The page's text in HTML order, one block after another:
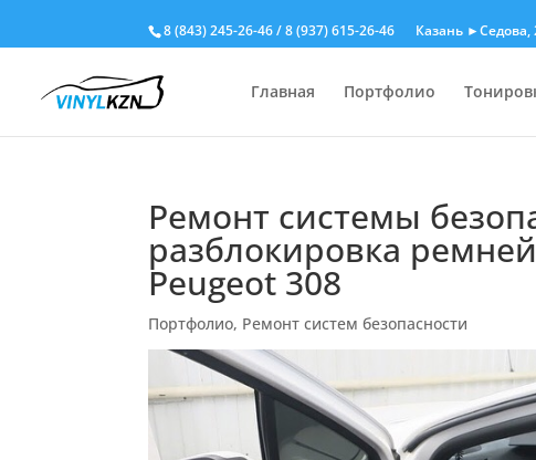
8 (843) 245-26-46/8 (937) 615-26-46 Казань ►Седова,
Главная Портфолио
Ремонт системы
разблокировка
Peugeot 308
Портфолио, Ремонт систем безопасности